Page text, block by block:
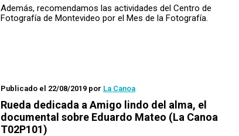
Además, recomendamos las actividades del Centro de
Fotografía de Montevideo por el Mes de la Fotografía.
Publicado el 22/08/2019 por La Canoa
Rueda dedicada a Amigo lindo del alma, el
documental sobre Eduardo Mateo (La Canoa
T02P101)